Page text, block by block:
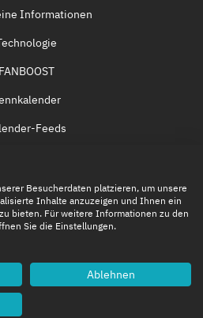
Informationen
FANBOOST
Feeds
Besucherdaten platzieren, um unsere
Inhalte anzuzeigen und Ihnen ein
bieten. Für weitere Informationen zu den
Sie die Einstellungen.
Ablehnen